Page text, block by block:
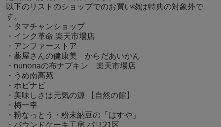
以下のリストのショップでのお買い物は特典の対象外で
す。
・タマチャンショップ
・インク革命 楽天市場店
・アンファーストア
・薬屋さんの健康美 からだあいかん
・nunonaの布ナプキン 楽天市場店
・うめ南高苑
・ホビナビ
・美味しさは元気の源 【自然の館】
・梅一幸
・粉なっとう・粉末納豆の「はすや」
・パウンドケーキ工房 パリ21区